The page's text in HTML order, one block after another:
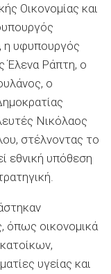
Οικονομίας και
η υφυπουργός
Έλενα Ράπτη, ο
ο
Νικόλαος
στέλνοντας το
εθνική υπόθεση
όπως οικονομικά
υγείας και